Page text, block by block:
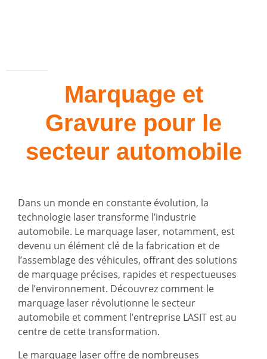
Marquage et
Gravure pour le
secteur automobile
Dans un monde en constante évolution, la
technologie laser transforme l’industrie
automobile. Le marquage laser, notamment, est
devenu un élément clé de la fabrication et de
l’assemblage des véhicules, offrant des solutions
de marquage précises, rapides et respectueuses
de l’environnement. Découvrez comment le
marquage laser révolutionne le secteur
automobile et comment l’entreprise LASIT est au
centre de cette transformation.
Le marquage laser offre de nombreuses